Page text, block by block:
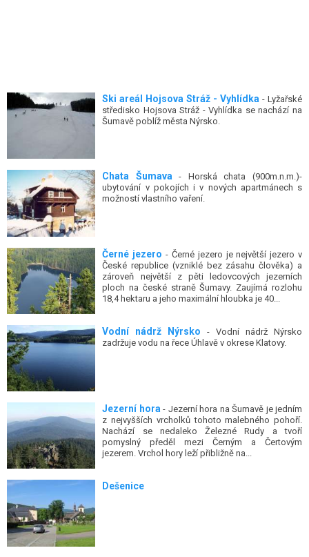
Ski areál Hojsova Stráž - Vyhlídka - Lyžařské
středisko Hojsova Stráž - Vyhlídka se nachází na
Šumavě poblíž města Nýrsko.
Chata Šumava- Horská chata (900m.n.m.)-
ubytování v pokojích i v nových apartmánech s
možností vlastního vaření.
Černé jezero - Černé jezero je největší jezero v
České republice (vzniklé bez zásahu člověka) a
zároveň největší z pěti ledovcových jezerních
ploch na české straně Šumavy. Zaujímá rozlohu
18,4 hektaru a jeho maximální hloubka je 40...
Vodní nádrž Nýrsko - Vodní nádrž Nýrsko
zadržuje vodu na řece Úhlavě v okrese Klatovy.
Jezerní hora- Jezerní hora na Šumavě je jedním
z nejvyšších vrcholků tohoto malebného pohoří.
Nachází se nedaleko Železné Rudy a tvoří
pomyslný předěl mezi Černým a Čertovým
jezerem. Vrchol hory leží přibližně na...
Dešenice